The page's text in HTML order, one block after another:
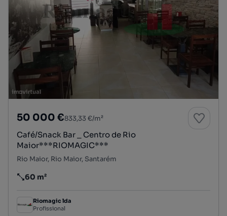
50 000 €833,33 €/m²
Café/Snack Bar _ Centro de Rio
Maior***RIOMAGIC***
Rio Maior, Rio Maior, Santarém
Preço por metro quadrado
60 m²
Riomagic lda
Profissional